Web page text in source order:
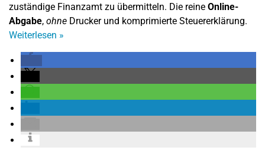
zuständige Finanzamt zu übermitteln. Die reine Online-
Abgabe, ohne Drucker und komprimierte Steuererklärung.
Weiterlesen »